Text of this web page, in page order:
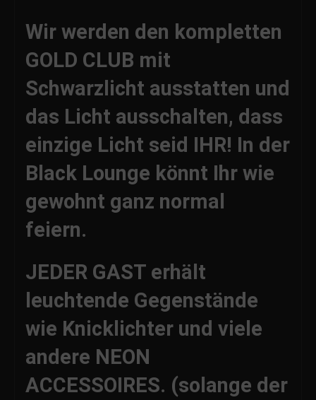
Wir werden den kompletten
GOLD CLUB mit
Schwarzlicht ausstatten und
das Licht ausschalten, dass
einzige Licht seid IHR! In der
Black Lounge könnt Ihr wie
gewohnt ganz normal
feiern.
JEDER GAST erhält
leuchtende Gegenstände
wie Knicklichter und viele
andere NEON
ACCESSOIRES. (solange der